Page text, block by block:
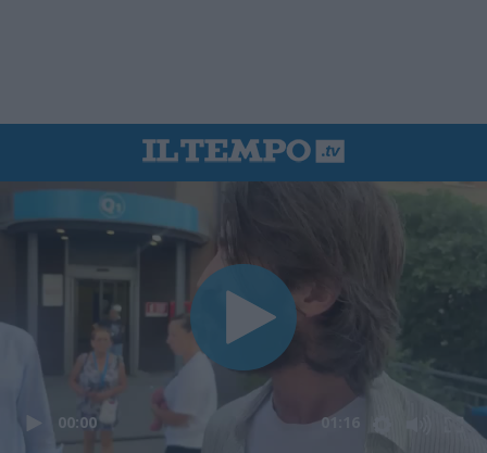
00:00 01:16